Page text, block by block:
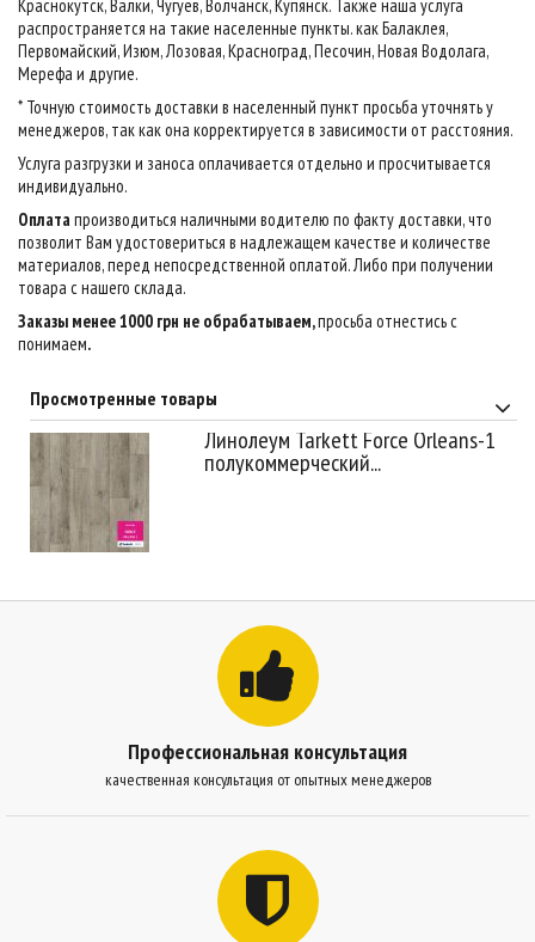
Краснокутск, Валки, Чугуев, Волчанск, Купянск. Также наша услуга
распространяется на такие населенные пункты. как Балаклея,
Первомайский, Изюм, Лозовая, Красноград, Песочин, Новая Водолага,
Мерефа и другие.
* Точную стоимость доставки в населенный пункт просьба уточнять у
менеджеров, так как она корректируется в зависимости от расстояния.
Услуга разгрузки и заноса оплачивается отдельно и просчитывается
индивидуально.
Оплатапроизводиться наличными водителю по факту доставки, что
позволит Вам удостовериться в надлежащем качестве и количестве
материалов, перед непосредственной оплатой. Либо при получении
товара с нашего склада.
Заказы менее 1000 грн не обрабатываем,просьба отнестись с
понимаем.
Просмотренные товары
Линолеум Tarkett Force Orleans-1
полукоммерческий...
Профессиональная консультация
качественная консультация от опытных менеджеров